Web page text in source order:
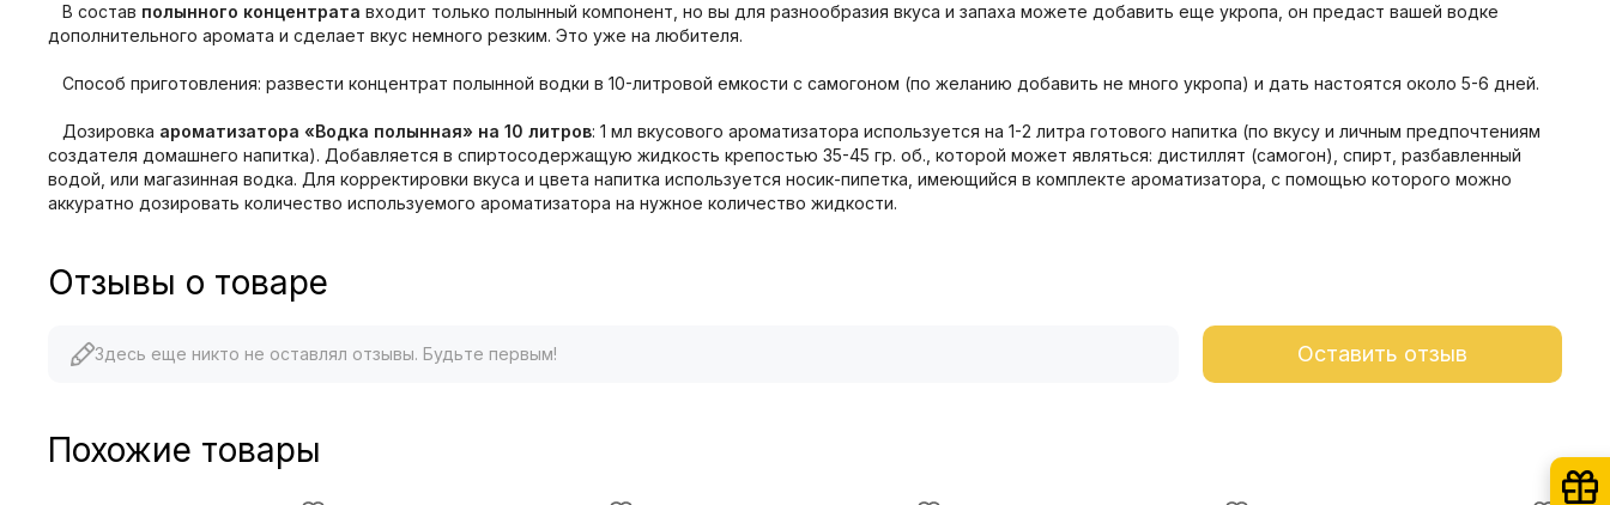
В состав полынного концентрата входит только полынный компонент, но вы для разнообразия вкуса и запаха можете добавить еще укропа, он предаст вашей водке
дополнительного аромата и сделает вкус немного резким. Это уже на любителя.
Способ приготовления: развести концентрат полынной водки в 10-литровой емкости с самогоном (по желанию добавить не много укропа) и дать настоятся около 5-6 дней.
Дозировка ароматизатора «Водка полынная» на 10 литров: 1 мл вкусового ароматизатора используется на 1-2 литра готового напитка (по вкусу и личным предпочтениям
создателя домашнего напитка). Добавляется в спиртосодержащую жидкость крепостью 35-45 гр. об., которой может являться: дистиллят (самогон), спирт, разбавленный
водой, или магазинная водка. Для корректировки вкуса и цвета напитка используется носик-пипетка, имеющийся в комплекте ароматизатора, с помощью которого можно
аккуратно дозировать количество используемого ароматизатора на нужное количество жидкости.
Отзывы о товаре
Здесь еще никто не оставлял отзывы. Будьте первым! Оставить отзыв
Похожие товары